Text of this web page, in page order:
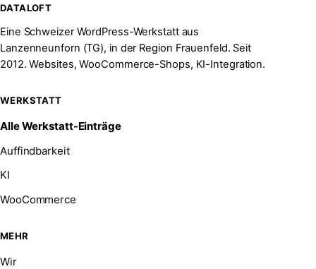
DATALOFT
Eine Schweizer WordPress-Werkstatt aus
Lanzenneunforn (TG), in der Region Frauenfeld. Seit
2012. Websites, WooCommerce-Shops, KI-Integration.
WERKSTATT
Alle Werkstatt-Einträge
Auffindbarkeit
KI
WooCommerce
MEHR
Wir